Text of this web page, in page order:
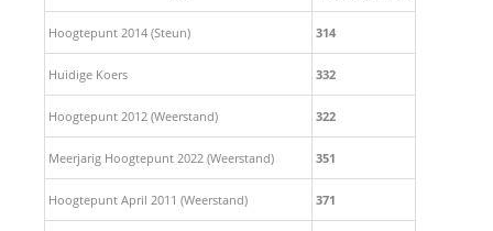
Hoogtepunt 2014 (Steun) 314
Huidige Koers 332
Hoogtepunt 2012 (Weerstand) 322
Meerjarig Hoogtepunt 2022 (Weerstand) 351
Hoogtepunt April 2011 (Weerstand) 371